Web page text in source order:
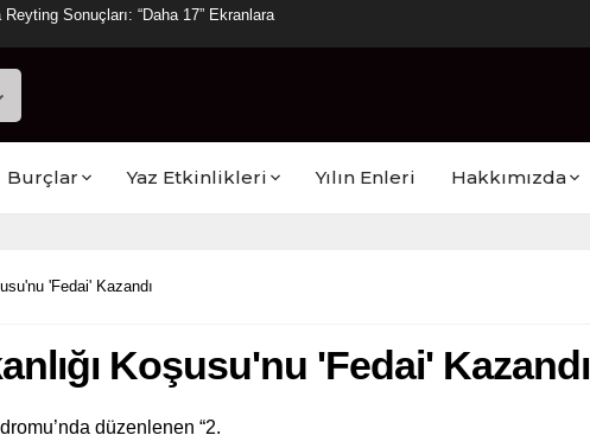
Sonuçları: “Daha 17” Ekranlara
Burçlar Yaz Etkinlikleri Yılın Enleri Hakkımızda
'Fedai' Kazandı
Koşusu'nu 'Fedai' Kazandı
düzenlenen “2.